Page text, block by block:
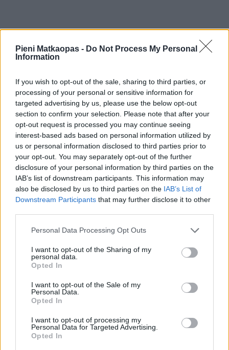
Pieni Matkaopas - Do Not Process My Personal
Information
If you wish to opt-out of the sale, sharing to third parties, or
processing of your personal or sensitive information for
targeted advertising by us, please use the below opt-out
section to confirm your selection. Please note that after your
opt-out request is processed you may continue seeing
interest-based ads based on personal information utilized by
us or personal information disclosed to third parties prior to
your opt-out. You may separately opt-out of the further
disclosure of your personal information by third parties on the
IAB’s list of downstream participants. This information may
also be disclosed by us to third parties on the IAB’s List of
Downstream Participants that may further disclose it to other
Personal Data Processing Opt Outs
I want to opt-out of the Sharing of my
personal data.
Opted In
I want to opt-out of the Sale of my
Personal Data.
Opted In
I want to opt-out of processing my
Personal Data for Targeted Advertising.
Opted In
Sadepäivien määärä marraskuussa
aikaisempina vuosina
4 kpl
9 kpl
8 kpl 8 kpl
2012 2013 2014 2015 2016 2018
Entä muut kuukaudet? Miten paljon
Neptunissa on satanut...
Tammikuussa